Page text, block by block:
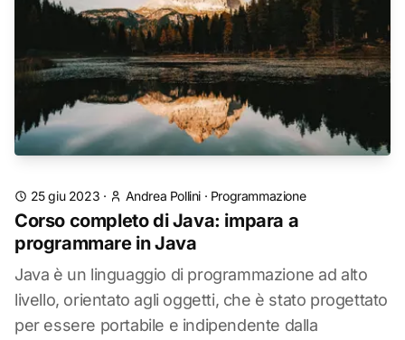
25 giu 2023 · Andrea Pollini · Programmazione
Corso completo di Java: impara a
programmare in Java
Java è un linguaggio di programmazione ad alto
livello, orientato agli oggetti, che è stato progettato
per essere portabile e indipendente dalla